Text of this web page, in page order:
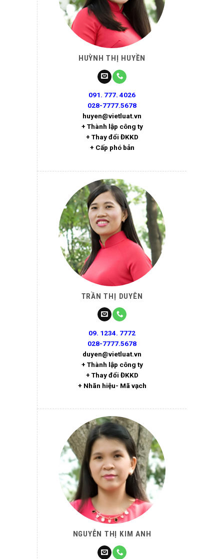
HUỲNH THỊ HUYỀN
091. 777. 4026
028-7777.5678
huyen@vietluat.vn
+ Thành lập công ty
+ Thay đổi ĐKKD
+ Cấp phó bản
TRẦN THỊ DUYÊN
09. 1234. 7772
028-7777.5678
duyen@vietluat.vn
+ Thành lập công ty
+ Thay đổi ĐKKD
+ Nhãn hiệu- Mã vạch
NGUYỄN THỊ KIM ANH